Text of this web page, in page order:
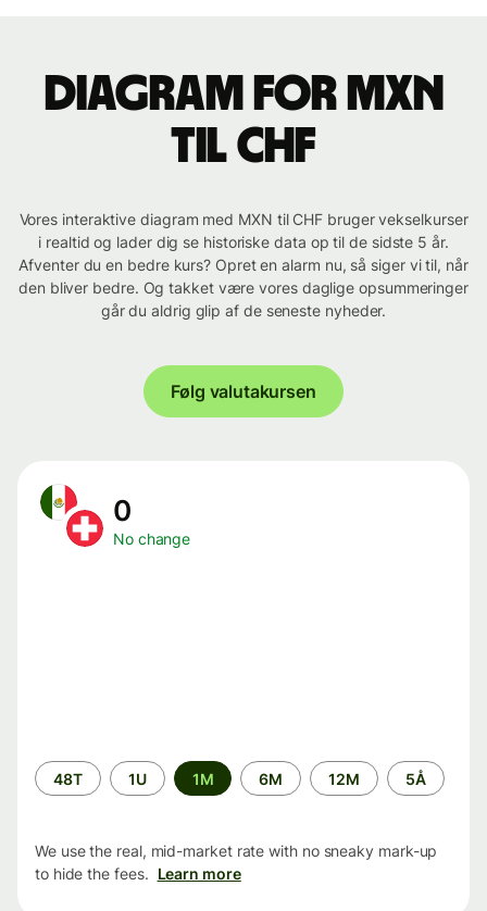
Diagram for MXN
til CHF
Vores interaktive diagram med MXN til CHF bruger vekselkurser
i realtid og lader dig se historiske data op til de sidste 5 år.
Afventer du en bedre kurs? Opret en alarm nu, så siger vi til, når
den bliver bedre. Og takket være vores daglige opsummeringer
går du aldrig glip af de seneste nyheder.
Følg valutakursen
0
No change
Time
period
48T 1U 1M 6M 12M 5Å
We use the real, mid-market rate with no sneaky mark-up
to hide the fees. Learn more